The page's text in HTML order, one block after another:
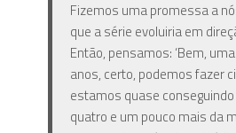
Fizemos uma promessa a
que a série evoluiria em
Então, pensamos: ‘Bem,
anos, certo, podemos fazer
estamos quase
quatro e um pouco mais da